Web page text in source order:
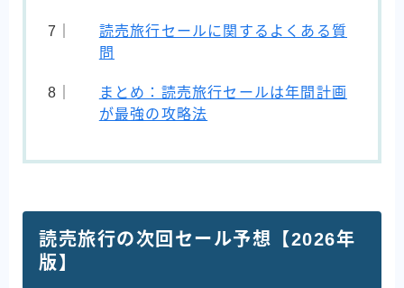
読売旅行セールに関するよくある質
問
まとめ：読売旅行セールは年間計画
が最強の攻略法
読売旅行の次回セール予想【2026年
版】